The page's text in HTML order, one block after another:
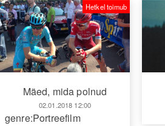
Mäed, mida polnud
02.01.2018 12:00
Hetkel toimub
genre:Portreefilm